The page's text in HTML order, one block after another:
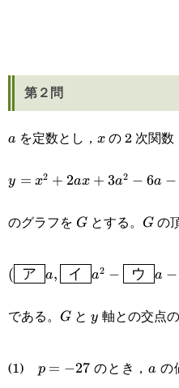
第２問
a
a を定数とし， x
x の 2 次関数
y=x^2+2ax+3a^2-
y = x2 + 2ax + 3a2 − 6a −
のグラフを G
G とする。 G
G の
(\boxed{\text{ ア
イ }}a^2-
}}a-
( ア a, イ a2 − ウ a −
である。 G
G と y
y 軸との交点の
(1) p = −27 のとき，a の